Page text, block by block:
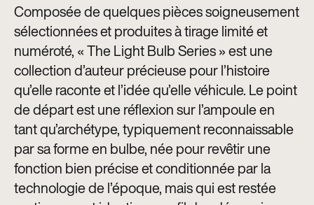
Composée de quelques pièces soigneusement
sélectionnées et produites à tirage limité et
numéroté, « The Light Bulb Series » est une
collection d’auteur précieuse pour l’histoire
qu’elle raconte et l’idée qu’elle véhicule. Le point
de départ est une réflexion sur l’ampoule en
tant qu’archétype, typiquement reconnaissable
par sa forme en bulbe, née pour revêtir une
fonction bien précise et conditionnée par la
technologie de l’époque, mais qui est restée